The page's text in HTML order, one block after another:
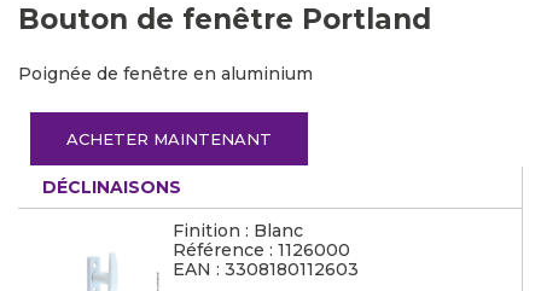
Bouton de fenêtre Portland
Poignée de fenêtre en aluminium
ACHETER MAINTENANT
DÉCLINAISONS
Finition : Blanc
Référence : 1126000
EAN : 3308180112603